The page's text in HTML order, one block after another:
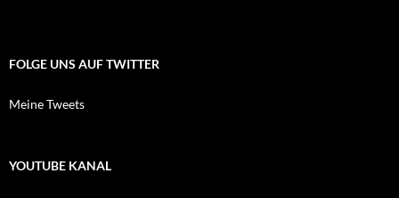
FOLGE UNS AUF TWITTER
Meine Tweets
YOUTUBE KANAL